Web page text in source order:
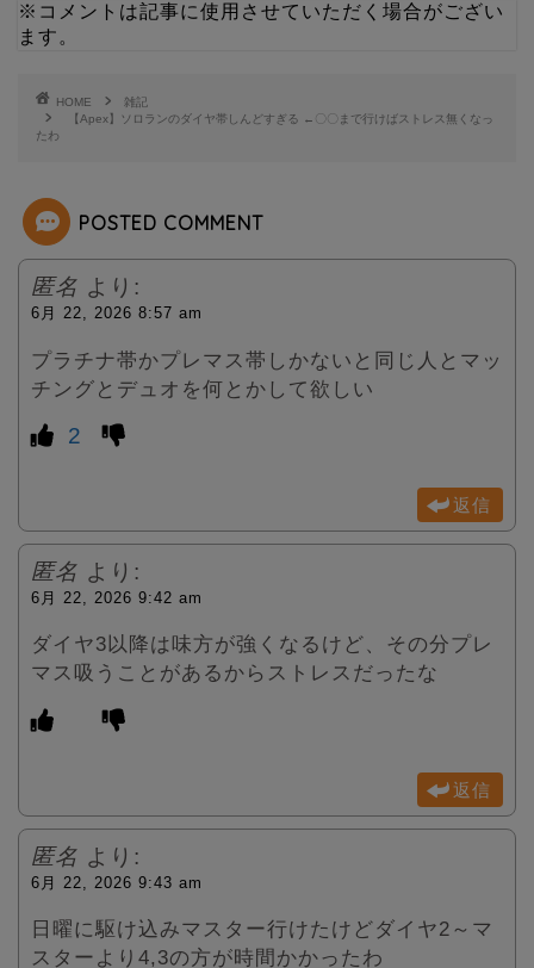
t
r
※コメントは記事に使用させていただく場合がござい
ます。
HOME
雑記
【Apex】ソロランのダイヤ帯しんどすぎる ←〇〇まで行けばストレス無くなっ
たわ
POSTED COMMENT
匿名 より:
6月 22, 2026 8:57 am
プラチナ帯かプレマス帯しかないと同じ人とマッ
チングとデュオを何とかして欲しい
2
返信
匿名 より:
6月 22, 2026 9:42 am
ダイヤ3以降は味方が強くなるけど、その分プレ
マス吸うことがあるからストレスだったな
返信
匿名 より:
6月 22, 2026 9:43 am
日曜に駆け込みマスター行けたけどダイヤ2～マ
スターより4,3の方が時間かかったわ